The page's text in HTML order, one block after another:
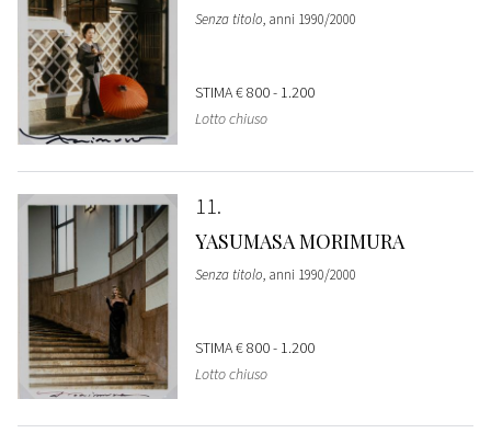
Senza titolo, anni 1990/2000
STIMA€ 800 - 1.200
Lotto chiuso
11
YASUMASA MORIMURA
Senza titolo, anni 1990/2000
STIMA€ 800 - 1.200
Lotto chiuso